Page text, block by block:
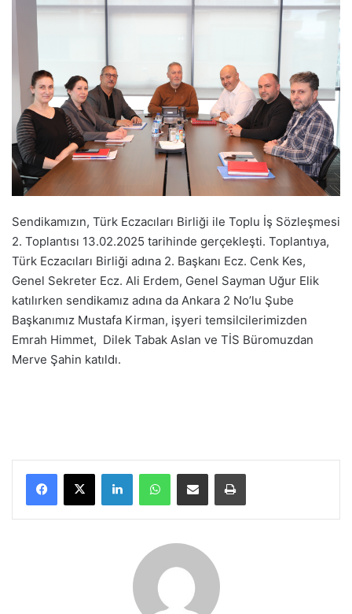
Sendikamızın, Türk Eczacıları Birliği ile Toplu İş Sözleşmesi
2. Toplantısı 13.02.2025 tarihinde gerçekleşti. Toplantıya,
Türk Eczacıları Birliği adına 2. Başkanı Ecz. Cenk Kes,
Genel Sekreter Ecz. Ali Erdem, Genel Sayman Uğur Elik
katılırken sendikamız adına da Ankara 2 No’lu Şube
Başkanımız Mustafa Kirman, işyeri temsilcilerimizden
Emrah Himmet, Dilek Tabak Aslan ve TİS Büromuzdan
Merve Şahin katıldı.